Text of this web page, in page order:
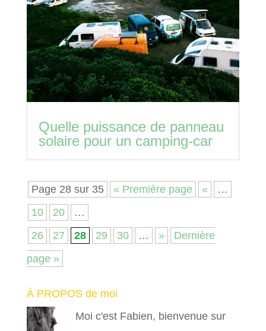
Quelle puissance de panneau
solaire pour un camping-car
Page 28 sur 35 « Première page «
…
10
20
…
26
27 28 29 30 … »
Dernière
page »
À PROPOS de moi
Moi c'est Fabien, bienvenue sur